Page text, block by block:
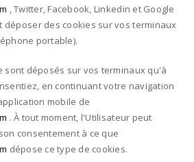
, Twitter, Facebook, Linkedin et Google
déposer des cookies sur vos terminaux
portable).
sont déposés sur vos terminaux qu'à
en continuant votre navigation
mobile de
. À tout moment, l'Utilisateur peut
consentement à ce que
dépose ce type de cookies.